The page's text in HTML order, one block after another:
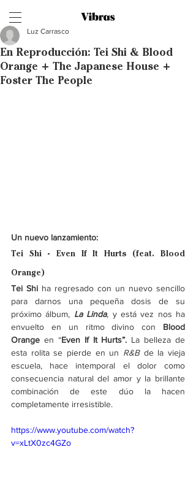
En Reproducción: Tei Shi & Blood
Orange + The Japanese House +
Foster The People
Luz Carrasco
Un nuevo lanzamiento:
Tei Shi - Even If It Hurts (feat. Blood
Orange)
Tei Shi ha regresado con un nuevo sencillo
para darnos una pequeña dosis de su
próximo álbum, La Linda, y está vez nos ha
envuelto en un ritmo divino con Blood
Orange en “Even If It Hurts”. La belleza de
esta rolita se pierde en un R&B de la vieja
escuela, hace intemporal el dolor como
consecuencia natural del amor y la brillante
combinación de este dúo la hacen
completamente irresistible.
https://www.youtube.com/watch?
v=xLtX0zc4GZo